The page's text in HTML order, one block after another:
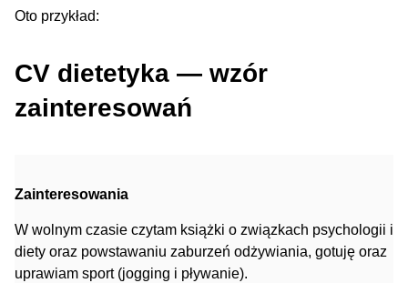
Oto przykład:
CV dietetyka — wzór
zainteresowań
Zainteresowania
W wolnym czasie czytam książki o związkach psychologii i
diety oraz powstawaniu zaburzeń odżywiania, gotuję oraz
uprawiam sport (jogging i pływanie).